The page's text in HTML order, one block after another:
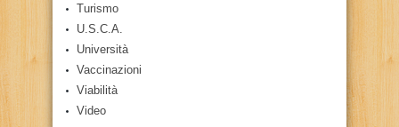
Turismo
U.S.C.A.
Università
Vaccinazioni
Viabilità
Video